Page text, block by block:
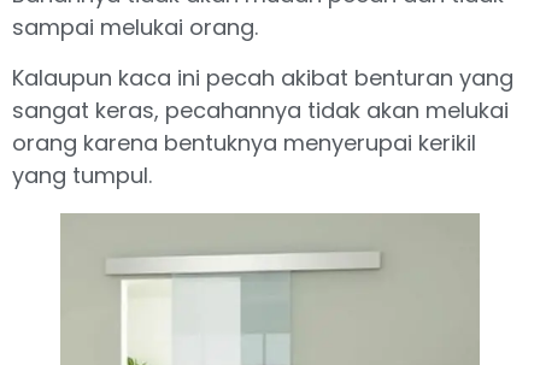
sampai melukai orang.
Kalaupun kaca ini pecah akibat benturan yang
sangat keras, pecahannya tidak akan melukai
orang karena bentuknya menyerupai kerikil
yang tumpul.